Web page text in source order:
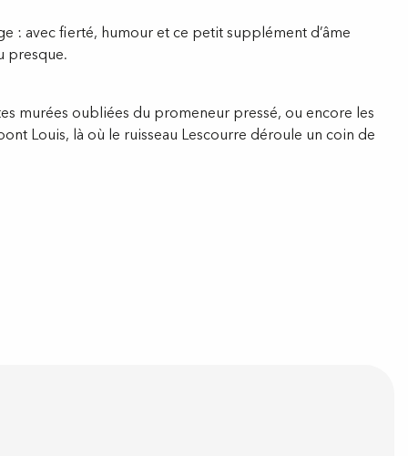
: avec fierté, humour et ce petit supplément d’âme
presque.
murées oubliées du promeneur pressé, ou encore les
Louis, là où le ruisseau Lescourre déroule un coin de